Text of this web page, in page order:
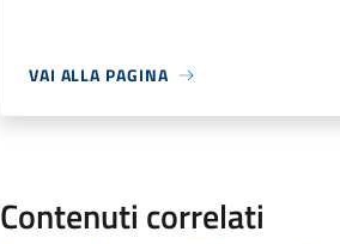
VAI ALLA PAGINA
Contenuti correlati